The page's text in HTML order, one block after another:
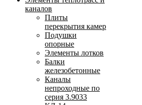
каналов
Плиты
перекрытия камер
Подушки
опорные
Элементы лотков
Балки
железобетонные
Каналы
непроходные по
серия 3.9033